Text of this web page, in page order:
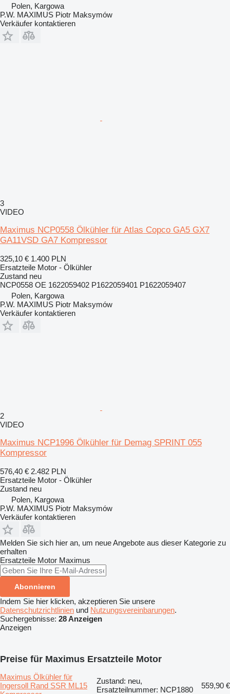
Polen, Kargowa
P.W. MAXIMUS Piotr Maksymów
Verkäufer kontaktieren
3
VIDEO
Maximus NCP0558 Ölkühler für Atlas Copco GA5 GX7
GA11VSD GA7 Kompressor
325,10 € 1.400 PLN
Ersatzteile Motor - Ölkühler
Zustand neu
NCP0558 OE 1622059402 P1622059401 P1622059407
Polen, Kargowa
P.W. MAXIMUS Piotr Maksymów
Verkäufer kontaktieren
2
VIDEO
Maximus NCP1996 Ölkühler für Demag SPRINT 055
Kompressor
576,40 € 2.482 PLN
Ersatzteile Motor - Ölkühler
Zustand neu
Polen, Kargowa
P.W. MAXIMUS Piotr Maksymów
Verkäufer kontaktieren
Melden Sie sich hier an, um neue Angebote aus dieser Kategorie zu
erhalten
Ersatzteile Motor Maximus
Abonnieren
Indem Sie hier klicken, akzeptieren Sie unsere
Datenschutzrichtlinien und Nutzungsvereinbarungen.
Suchergebnisse: 28 Anzeigen
Anzeigen
Preise für Maximus Ersatzteile Motor
Maximus Ölkühler für
Ingersoll Rand SSR ML15
Zustand: neu,
Ersatzteilnummer: NCP1880
559,90 €